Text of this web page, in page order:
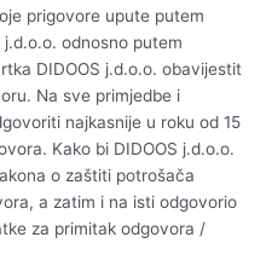
prigovore upute putem
odnosno putem
DIDOOS j.d.o.o. obavijestit
Na sve primjedbe i
najkasnije u roku od 15
Kako bi DIDOOS j.d.o.o.
o zaštiti potrošača
a zatim i na isti odgovorio
za primitak odgovora /